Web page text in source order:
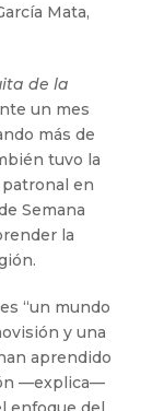
Mata,
de la
un mes
más de
tuvo la
en
Semana
la
“un mundo
y una
aprendido
—explica—